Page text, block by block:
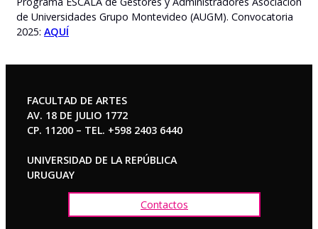
de Universidades Grupo Montevideo (AUGM). Convocatoria
2025: AQUÍ
FACULTAD DE ARTES
AV. 18 DE JULIO 1772
CP. 11200 – TEL. +598 2403 6440
UNIVERSIDAD DE LA REPÚBLICA
URUGUAY
Contactos